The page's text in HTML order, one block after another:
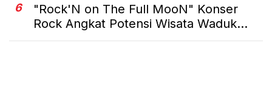
6
"Rock'N on The Full MooN" Konser
Rock Angkat Potensi Wisata Waduk...